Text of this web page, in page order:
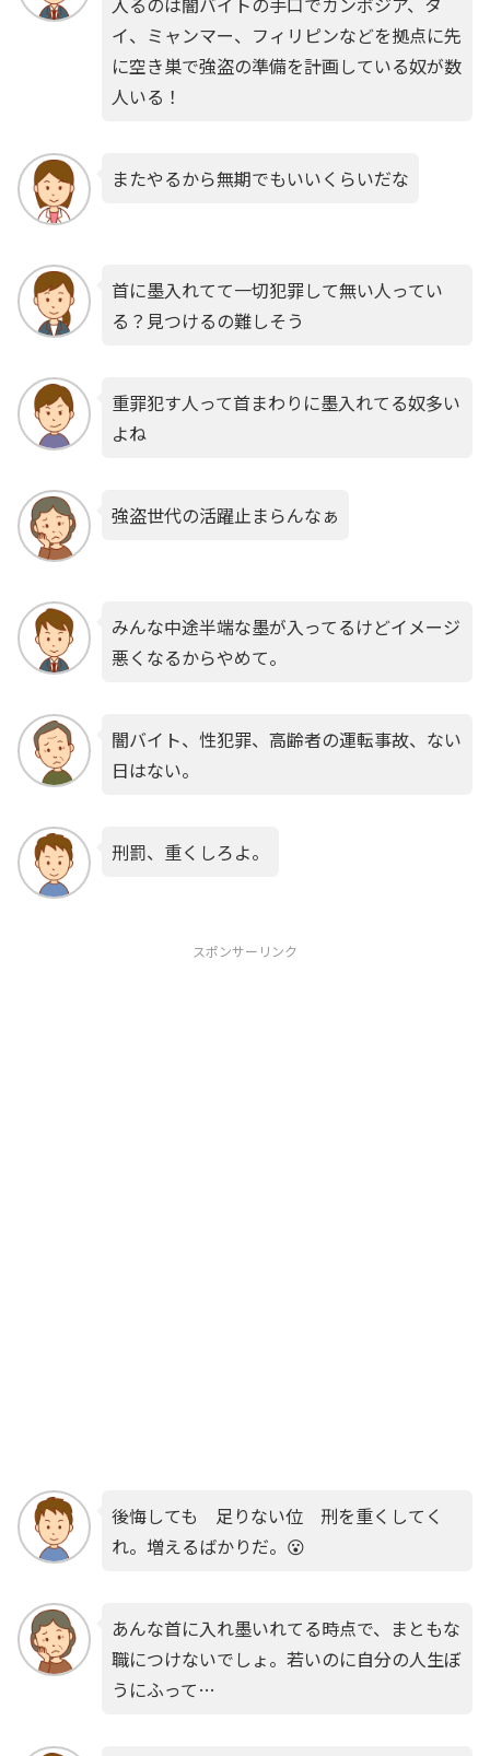
イ、ミャンマー、フィリピンなどを拠点に先
に空き巣で強盗の準備を計画している奴が数
人いる！
またやるから無期でもいいくらいだな
首に墨入れてて一切犯罪して無い人ってい
る？見つけるの難しそう
重罪犯す人って首まわりに墨入れてる奴多い
よね
強盗世代の活躍止まらんなぁ
みんな中途半端な墨が入ってるけどイメージ
悪くなるからやめて。
闇バイト、性犯罪、高齢者の運転事故、ない
日はない。
刑罰、重くしろよ。
スポンサーリンク
後悔しても 足りない位 刑を重くしてく
れ。増えるばかりだ。😮
あんな首に入れ墨いれてる時点で、まともな
職につけないでしょ。若いのに自分の人生ぼ
うにふって…